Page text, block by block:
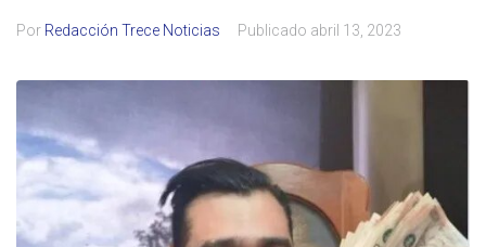
Por Redacción Trece Noticias Publicado abril 13, 2023